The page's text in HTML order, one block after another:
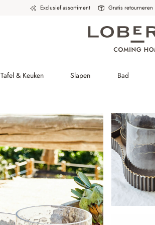
Exclusief assortiment Gratis retourneren
Tafel & Keuken Slapen Bad